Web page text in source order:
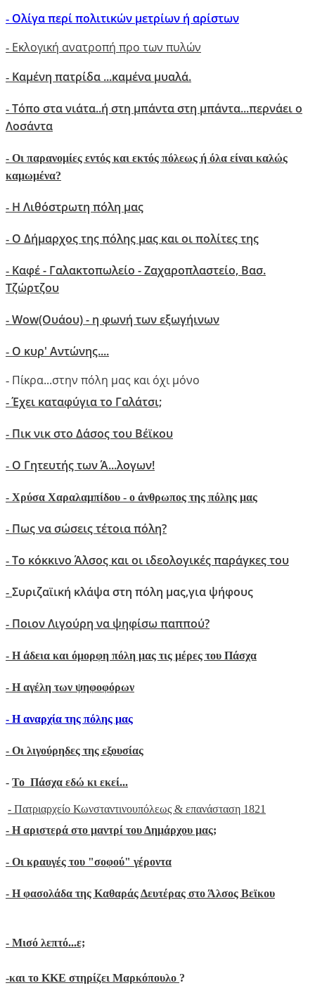
- Ολίγα περί πολιτικών μετρίων ή αρίστων
- Εκλογική ανατροπή προ των πυλών
- Καμένη πατρίδα ...καμένα μυαλά.
- Τόπο στα νιάτα..ή στη μπάντα στη μπάντα...περνάει ο
Λοσάντα
- Οι παρανομίες εντός και εκτός πόλεως ή όλα είναι καλώς
καμωμένα?
- Η Λιθόστρωτη πόλη μας
- O Δήμαρχος της πόλης μας και οι πολίτες της
- Καφέ - Γαλακτοπωλείο - Ζαχαροπλαστείο, Βασ.
Τζώρτζου
- Wow(Oυάου) - η φωνή των εξωγήινων
- Ο κυρ' Αντώνης....
- Πίκρα...στην πόλη μας και όχι μόνο
- Έχει καταφύγια το Γαλάτσι;
- Πικ νικ στο Δάσος του Βέϊκου
- Ο Γητευτής των Ά...λογων!
- Xρύσα Χαραλαμπίδου - ο άνθρωπος της πόλης μας
- Πως να σώσεις τέτοια πόλη?
- Το κόκκινο Άλσος και οι ιδεολογικές παράγκες του
- Συριζαϊική κλάψα στη πόλη μας,για ψήφους
- Ποιον Λιγούρη να ψηφίσω παππού?
- Η άδεια και όμορφη πόλη μας τις μέρες του Πάσχα
- Η αγέλη των ψηφοφόρων
- H αναρχία της πόλης μας
- Oι λιγούρηδες της εξουσίας
- Το Πάσχα εδώ κι εκεί...
- Πατριαρχείο Κωνσταντινουπόλεως & επανάσταση 1821
- Η αριστερά στο μαντρί του Δημάρχου μας;
- Οι κραυγές του "σοφού" γέροντα
- Η φασολάδα της Καθαράς Δευτέρας στο Άλσος Βεϊκου
- Μισό λεπτό...ε;
-και το ΚΚΕ στηρίζει Μαρκόπουλο ?